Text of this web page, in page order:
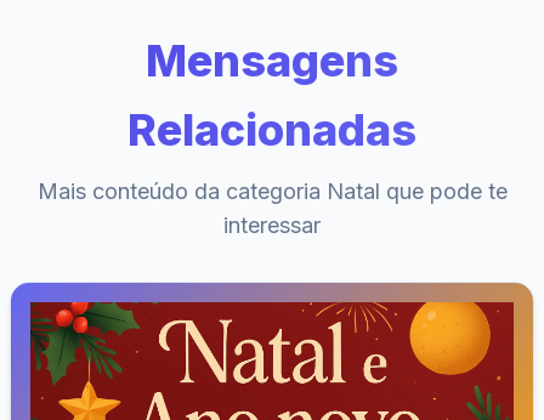
Mensagens
Relacionadas
Mais conteúdo da categoria Natal que pode te
interessar